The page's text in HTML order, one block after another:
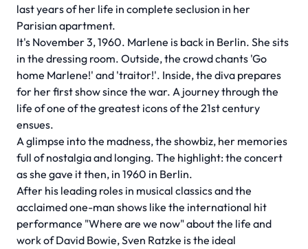
last years of her life in complete seclusion in her
Parisian apartment.
It's November 3, 1960. Marlene is back in Berlin. She sits
in the dressing room. Outside, the crowd chants 'Go
home Marlene!' and 'traitor!'. Inside, the diva prepares
for her first show since the war. A journey through the
life of one of the greatest icons of the 21st century
ensues.
A glimpse into the madness, the showbiz, her memories
full of nostalgia and longing. The highlight: the concert
as she gave it then, in 1960 in Berlin.
After his leading roles in musical classics and the
acclaimed one-man shows like the international hit
performance "Where are we now" about the life and
work of David Bowie, Sven Ratzke is the ideal